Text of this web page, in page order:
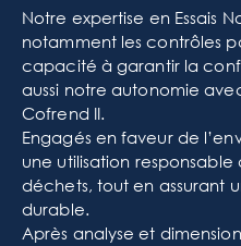
Notre expertise en Essais
notamment les contrôles
capacité à garantir la
aussi notre autonomie
Cofrend II.
Engagés en faveur de
une utilisation
déchets, tout en assurant
durable.
Après analyse et